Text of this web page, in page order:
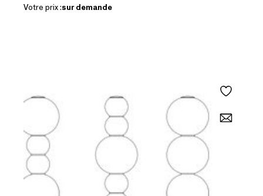
Votre prix :sur demande